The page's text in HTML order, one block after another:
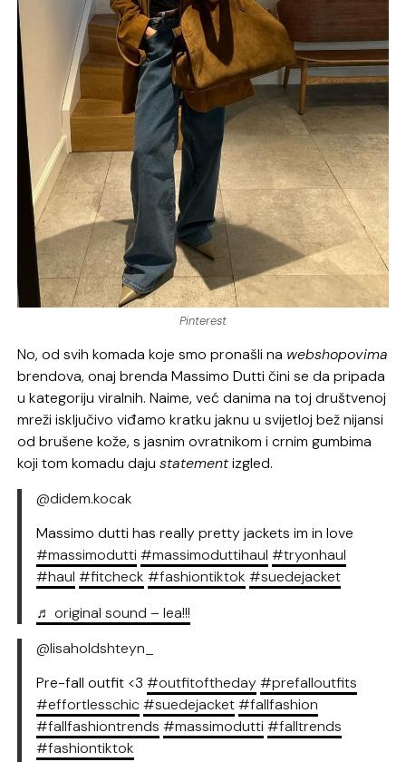
Pinterest
No, od svih komada koje smo pronašli na webshopovima
brendova, onaj brenda Massimo Dutti čini se da pripada
u kategoriju viralnih. Naime, već danima na toj društvenoj
mreži isključivo viđamo kratku jaknu u svijetloj bež nijansi
od brušene kože, s jasnim ovratnikom i crnim gumbima
koji tom komadu dajustatementizgled.
@didem.kocak
Massimo dutti has really pretty jackets im in love
#massimodutti #massimoduttihaul #tryonhaul
#haul #fitcheck #fashiontiktok #suedejacket
♬ original sound – lea!!!
@lisaholdshteyn_
Pre-fall outfit <3#outfitoftheday#prefalloutfits
#effortlesschic #suedejacket#fallfashion
#fallfashiontrends #massimodutti #falltrends
#fashiontiktok